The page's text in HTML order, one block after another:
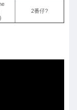
2番仔?